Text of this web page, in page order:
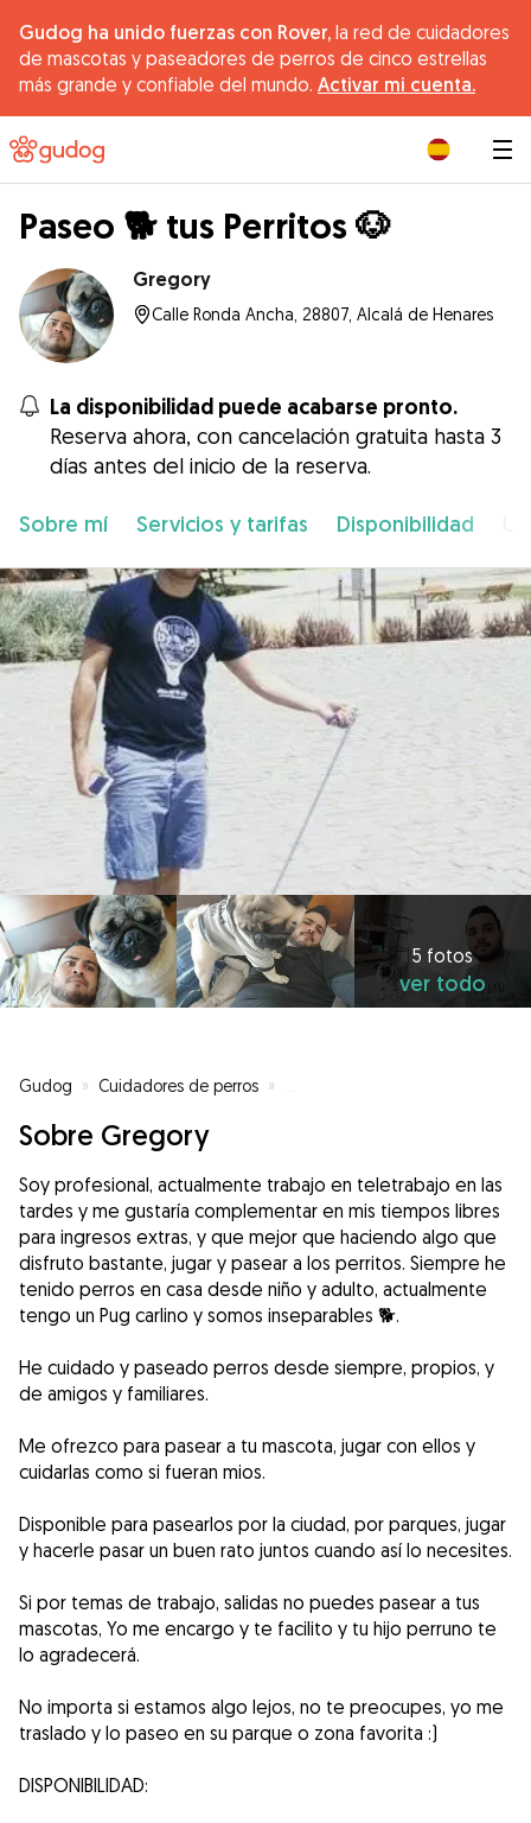
Gudog ha unido fuerzas con Rover, la red de cuidadores
de mascotas y paseadores de perros de cinco estrellas
más grande y confiable del mundo. Activar mi cuenta.
Paseo 🐕 tus Perritos 🐶
Gregory
Calle Ronda Ancha, 28807, Alcalá de Henares
La disponibilidad puede acabarse pronto.
Reserva ahora, con cancelación gratuita hasta 3
días antes del inicio de la reserva.
Sobre mí Servicios y tarifas Disponibilidad
5 fotos
ver todo
Gudog » Cuidadores de perros »
Sobre Gregory
Soy profesional, actualmente trabajo en teletrabajo en las
tardes y me gustaría complementar en mis tiempos libres
para ingresos extras, y que mejor que haciendo algo que
disfruto bastante, jugar y pasear a los perritos. Siempre he
tenido perros en casa desde niño y adulto, actualmente
tengo un Pug carlino y somos inseparables 🐕.
He cuidado y paseado perros desde siempre, propios, y
de amigos y familiares.
Me ofrezco para pasear a tu mascota, jugar con ellos y
cuidarlas como si fueran mios.
Disponible para pasearlos por la ciudad, por parques, jugar
y hacerle pasar un buen rato juntos cuando así lo necesites.
Si por temas de trabajo, salidas no puedes pasear a tus
mascotas, Yo me encargo y te facilito y tu hijo perruno te
lo agradecerá.
No importa si estamos algo lejos, no te preocupes, yo me
traslado y lo paseo en su parque o zona favorita :)
DISPONIBILIDAD: